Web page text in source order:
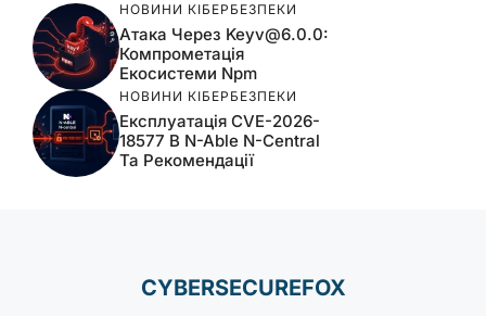
НОВИНИ КІБЕРБЕЗПЕКИ
Атака Через Keyv@6.0.0:
Компрометація
Екосистеми Npm
НОВИНИ КІБЕРБЕЗПЕКИ
Експлуатація CVE-2026-
18577 В N-Able N-Central
Та Рекомендації
CYBERSECUREFOX